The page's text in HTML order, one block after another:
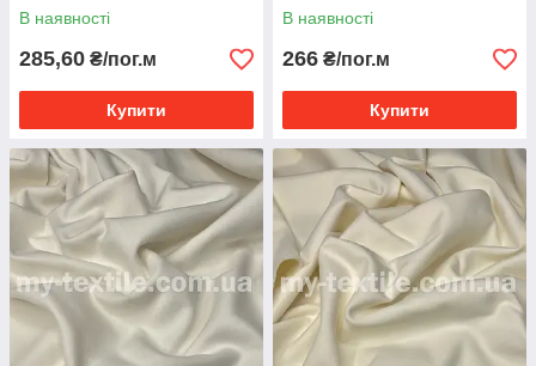
В наявності
285,60 ₴/пог.м
Купити
В наявності
266 ₴/пог.м
Купити